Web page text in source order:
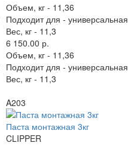
Объем, кг - 11,36
Подходит для - универсальная
Вес, кг - 11,3
6 150.00 р.
Объем, кг - 11,36
Подходит для - универсальная
Вес, кг - 11,3
A203
Паста монтажная 3кг
CLIPPER